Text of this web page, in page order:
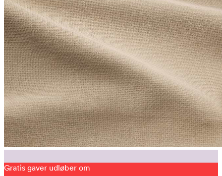
Gratis gaver udløber om